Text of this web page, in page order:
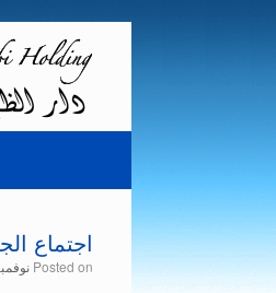
content
اجتماع
Posted on نوفمبر 20,